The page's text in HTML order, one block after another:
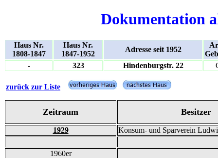
Dokumentation
Haus Nr.
1808-1847
Haus Nr.
1847-1952
Adresse seit 1952
-
323 Hindenburgstr. 22
zurück zur Liste
Zeitraum Besitzer
1929 Konsum- und Sparverein
1960er